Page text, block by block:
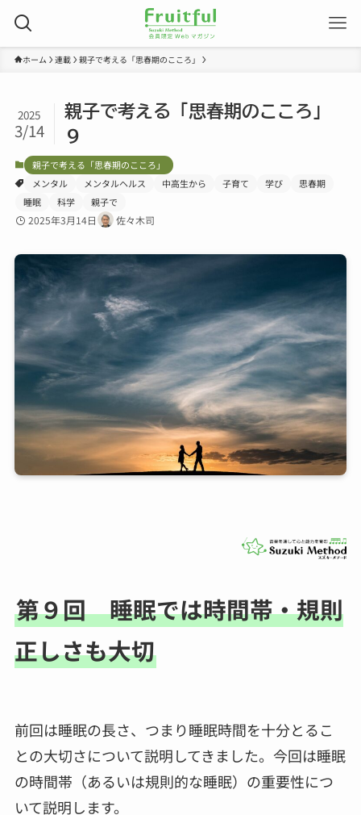
ホーム 連載 親子で考える「思春期のこころ」
親子で考える「思春期のこころ」
９
2025
3/14
親子で考える「思春期のこころ」
メンタル
メンタルヘルス 中高生から 子育て 学び
思春期
睡眠
科学 親子で
2025年3月14日 佐々木司
第９回 睡眠では時間帯・規則
正しさも大切
前回は睡眠の長さ、つまり睡眠時間を十分とるこ
との大切さについて説明してきました。今回は睡眠
の時間帯（あるいは規則的な睡眠）の重要性につ
いて説明します。